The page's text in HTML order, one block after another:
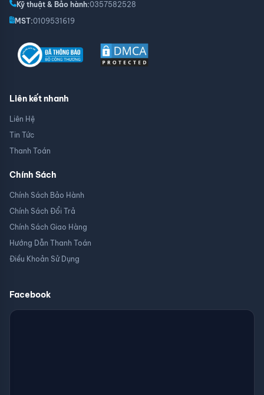
Kỹ thuật & Bảo hành:0357582528
MST:0109531619
Liên kết nhanh
Liên Hệ
Tin Tức
Thanh Toán
Chính Sách
Chính Sách Bảo Hành
Chính Sách Đổi Trả
Chính Sách Giao Hàng
Hướng Dẫn Thanh Toán
Điều Khoản Sử Dụng
Facebook